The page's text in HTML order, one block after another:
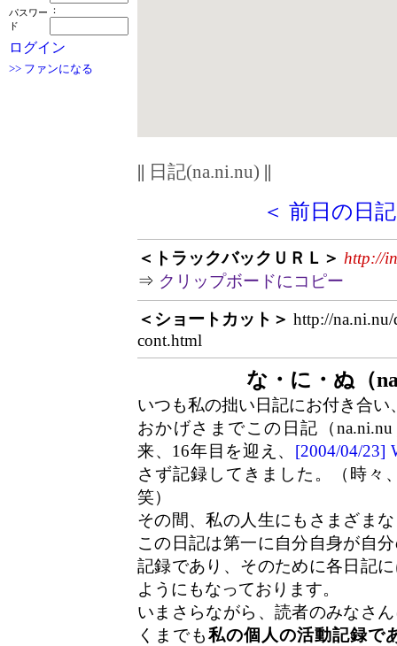
パスワー
ド
：
ログイン
>> ファンになる
|| 日記(na.ni.nu) ||
＜ 前日の日記
＜トラックバックＵＲＬ＞ http://
⇒ クリップボードにコピー
＜ショートカット＞ http://
cont.html
な・に・ぬ（
いつも私の拙い日記にお付き合
おかげさまでこの日記（
来、16年目を迎え、 [2004/04/23]
さず記録してきました。（時々
笑）
その間、私の人生にもさまざま
この日記は第一に自分自身が自
記録であり、そのために各日記
ようにもなっております。
いまさらながら、読者のみなさ
くまでも私の個人の活動記録で